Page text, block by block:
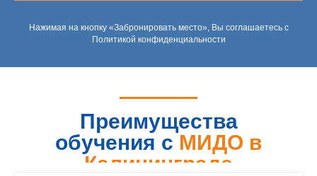
Нажимая на кнопку «Забронировать место», Вы соглашаетесь с
Политикой конфиденциальности
Преимущества
обучения с МИДО в
Калининграде